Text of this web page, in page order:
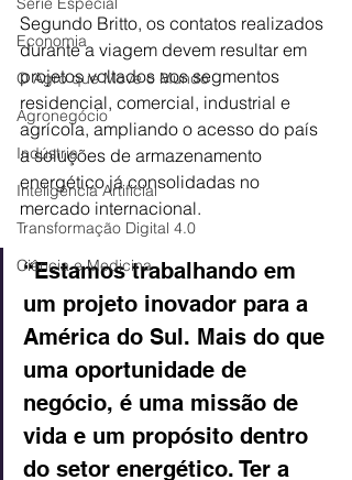
Economia
O Agro que Move o Mundo
Agronegócio
Indústria
Inteligência Artificial
Transformação Digital 4.0
Ciência e Medicina
Segundo Britto, os contatos realizados
durante a viagem devem resultar em
projetos voltados aos segmentos
residencial, comercial, industrial e
agrícola, ampliando o acesso do país
a soluções de armazenamento
energético já consolidadas no
mercado internacional.
“Estamos trabalhando em
um projeto inovador para a
América do Sul. Mais do que
uma oportunidade de
negócio, é uma missão de
vida e um propósito dentro
do setor energético. Ter a